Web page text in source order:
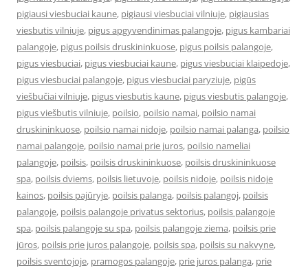
pigiausi viesbuciai kaune, pigiausi viesbuciai vilniuje, pigiausias
viesbutis vilniuje, pigus apgyvendinimas palangoje, pigus kambariai
palangoje, pigus poilsis druskininkuose, pigus poilsis palangoje,
pigus viesbuciai, pigus viesbuciai kaune, pigus viesbuciai klaipedoje,
pigus viesbuciai palangoje, pigus viesbuciai paryziuje, pigūs
viešbučiai vilniuje, pigus viesbutis kaune, pigus viesbutis palangoje,
pigus viešbutis vilniuje, poilsio, poilsio namai, poilsio namai
druskininkuose, poilsio namai nidoje, poilsio namai palanga, poilsio
namai palangoje, poilsio namai prie juros, poilsio nameliai
palangoje, poilsis, poilsis druskininkuose, poilsis druskininkuose
spa, poilsis dviems, poilsis lietuvoje, poilsis nidoje, poilsis nidoje
kainos, poilsis pajūryje, poilsis palanga, poilsis palangoj, poilsis
palangoje, poilsis palangoje privatus sektorius, poilsis palangoje
spa, poilsis palangoje su spa, poilsis palangoje ziema, poilsis prie
jūros, poilsis prie juros palangoje, poilsis spa, poilsis su nakvyne,
poilsis sventojoje, pramogos palangoje, prie juros palanga, prie